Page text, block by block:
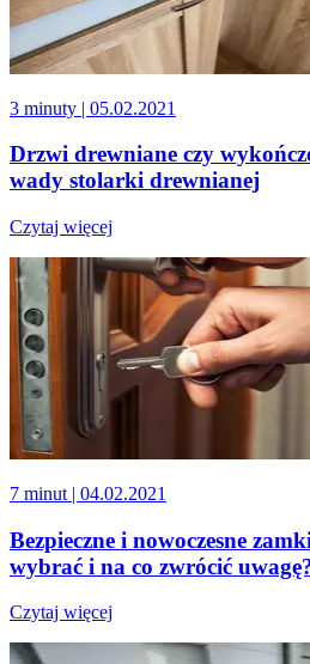
3 minuty | 05.02.2021
Drzwi drewniane czy
wady stolarki drewnianej
Czytaj więcej
7 minut | 04.02.2021
Bezpieczne i nowoczesne
wybrać i na co zwrócić
Czytaj więcej